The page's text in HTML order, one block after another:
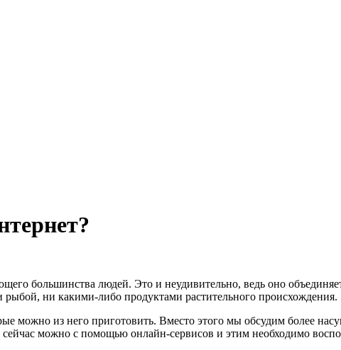
большинства людей. Это и неудивительно, ведь оно
ни какими-либо продуктами растительного происхождения.
можно из него приготовить. Вместо этого мы обсудим более
сейчас можно с помощью онлайн-сервисов и этим необходимо